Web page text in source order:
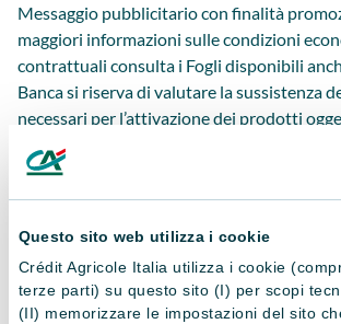
Questo sito web utilizza i cookie
Crédit Agricole Italia utilizza i cookie
terze parti) su questo sito (I) per scopi
(II) memorizzare le impostazioni del sito
Messaggio pubblicitario con finalità
maggiori informazioni sulle condizioni
contrattuali consulta i Fogli disponibili
Banca si riserva di valutare la sussistenza
necessari per l’attivazione dei prodotti
PRODOTTI CORRELATI